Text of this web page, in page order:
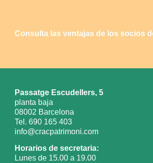
Consulta las ventajas de los socios
Passatge Escudellers, 5
planta baja
08002 Barcelona
Tel. 690 165 403
info@cracpatrimoni.com
Horarios de secretaria:
Lunes de 15.00 a 19.00